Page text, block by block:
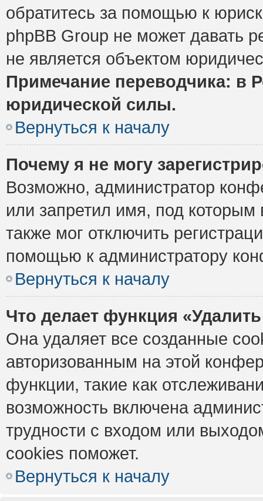
обратитесь за помощью к
phpBB Group не может давать
не является объектом
Примечание переводчика: в
юридической силы.
Вернуться к началу
Почему я не могу
Возможно, администратор
или запретил имя, под которым
также мог отключить
помощью к администратору
Вернуться к началу
Что делает функция
Она удаляет все созданные
авторизованным на этой
функции, такие как
возможность включена
трудности с входом или
cookies поможет.
Вернуться к началу